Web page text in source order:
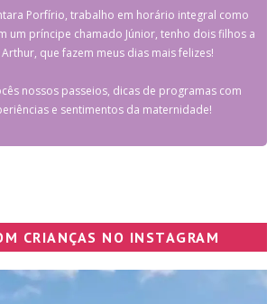
Porfírio, trabalho em horário integral como
um príncipe chamado Júnior, tenho dois filhos a
que fazem meus dias mais felizes!
nossos passeios, dicas de programas com
e sentimentos da maternidade!
CRIANÇAS NO INSTAGRAM